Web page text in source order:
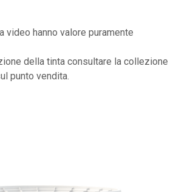
video hanno valore puramente
della tinta consultare la collezione
punto vendita.